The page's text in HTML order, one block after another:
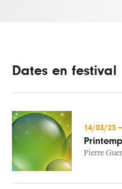
Dates en festival
14/03/23
Pierre